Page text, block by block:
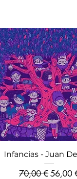
Aperçu rapide
Infancias - Juan
Prix original
70,00 €Prix
56,00